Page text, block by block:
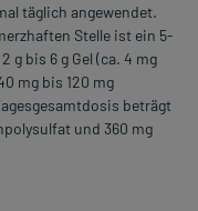
täglich angewendet.
Stelle ist ein 5-
g bis 6 g Gel (ca. 4 mg
mg bis 120 mg
beträgt
und 360 mg